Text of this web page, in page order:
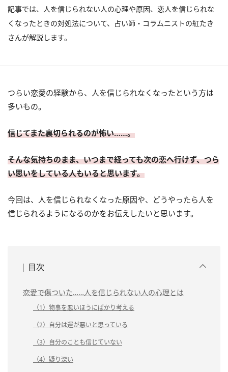
記事では、人を信じられない人の心理や原因、恋人を信じられな
くなったときの対処法について、占い師・コラムニストの紅たき
さんが解説します。
つらい恋愛の経験から、人を信じられなくなったという方は
多いもの。
信じてまた裏切られるのが怖い……。
そんな気持ちのまま、いつまで経っても次の恋へ行けず、つら
い思いをしている人もいると思います。
今回は、人を信じられなくなった原因や、どうやったら人を
信じられるようになるのかをお伝えしたいと思います。
目次
恋愛で傷ついた……人を信じられない人の心理とは
（1）物事を悪いほうにばかり考える
（2）自分は運が悪いと思っている
（3）自分のことも信じていない
（4）疑り深い